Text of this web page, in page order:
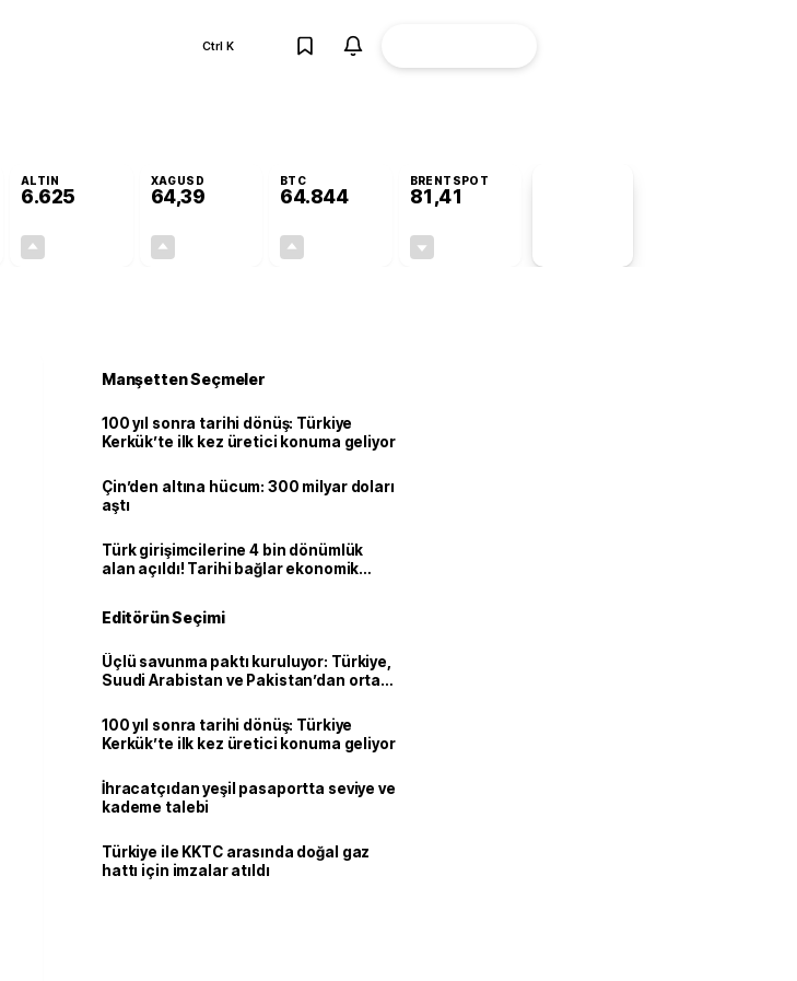
Ctrl K
ALTIN
6.625
XAGUSD
64,39
BTC
64.844
BRENTSPOT
81,41
Manşetten Seçmeler
100 yıl sonra tarihi dönüş: Türkiye
Kerkük’te ilk kez üretici konuma geliyor
Çin’den altına hücum: 300 milyar doları
aştı
Türk girişimcilerine 4 bin dönümlük
alan açıldı! Tarihi bağlar ekonomik
Editörün Seçimi
Üçlü savunma paktı kuruluyor: Türkiye,
Suudi Arabistan ve Pakistan’dan ortak
100 yıl sonra tarihi dönüş: Türkiye
Kerkük’te ilk kez üretici konuma geliyor
İhracatçıdan yeşil pasaportta seviye ve
kademe talebi
Türkiye ile KKTC arasında doğal gaz
hattı için imzalar atıldı